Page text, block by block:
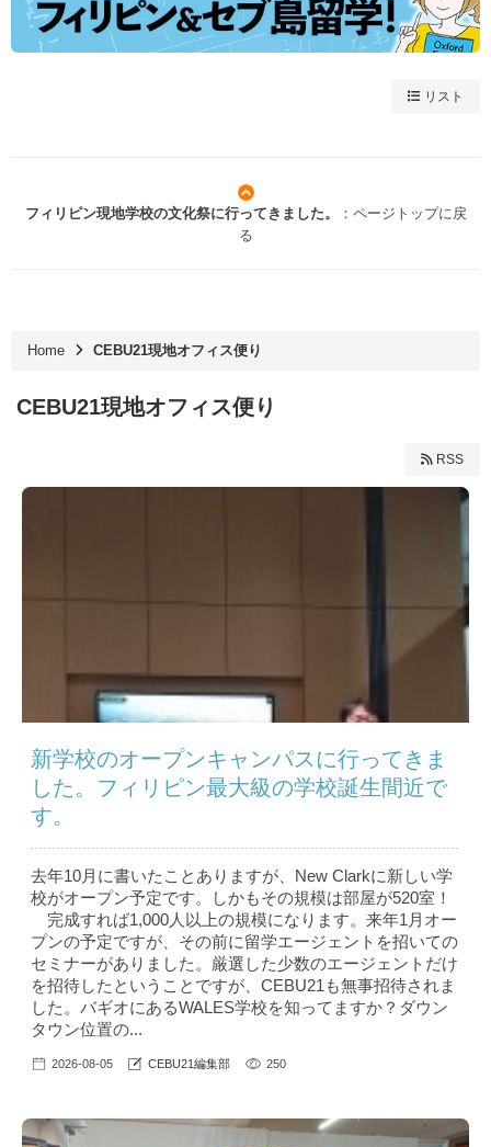
リスト
フィリピン現地学校の文化祭に行ってきました。
：ページトップに戻
る
Home CEBU21現地オフィス便り
CEBU21現地オフィス便り
RSS
新学校のオープンキャンパスに行ってきま
した。フィリピン最大級の学校誕生間近で
す。
去年10月に書いたことありますが、New Clarkに新しい学
校がオープン予定です。しかもその規模は部屋が520室！
完成すれば1,000人以上の規模になります。来年1月オー
プンの予定ですが、その前に留学エージェントを招いての
セミナーがありました。厳選した少数のエージェントだけ
を招待したということですが、CEBU21も無事招待されま
した。バギオにあるWALES学校を知ってますか？ダウン
タウン位置の...
2026-08-05 CEBU21編集部 250